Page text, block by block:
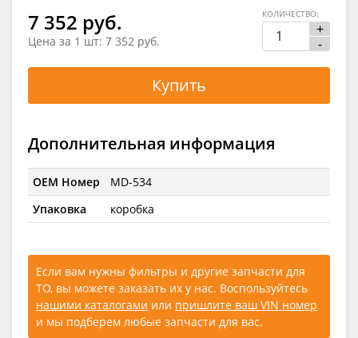
7 352 руб.
Цена за 1 шт: 7 352 руб.
+
-
КОЛИЧЕСТВО:
Купить
Дополнительная информация
OEM Номер
MD-534
Упаковка
коробка
Если вам нужны фильтры и другие запчасти для
ТО, вы можете заказать их у нас. Воспользуйтесь
нашими каталогами или пришлите ваш VIN номер
и мы подберем любые запчасти для вас.